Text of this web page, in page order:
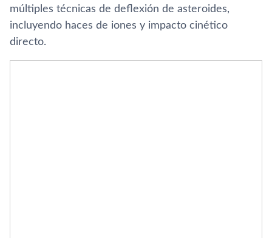
múltiples técnicas de deflexión de asteroides,
incluyendo haces de iones y impacto cinético
directo.